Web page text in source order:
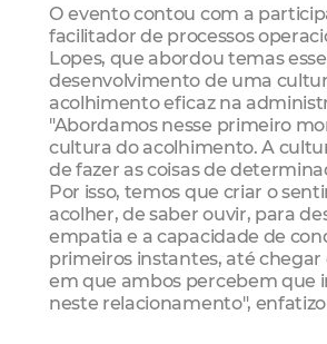
O evento contou com a
facilitador de processos
Lopes, que abordou temas
desenvolvimento de uma
acolhimento eficaz na
"Abordamos nesse primeiro
cultura do acolhimento. A
de fazer as coisas de
Por isso, temos que criar o
acolher, de saber ouvir, para
empatia e a capacidade de
primeiros instantes, até
em que ambos percebem que
neste relacionamento",